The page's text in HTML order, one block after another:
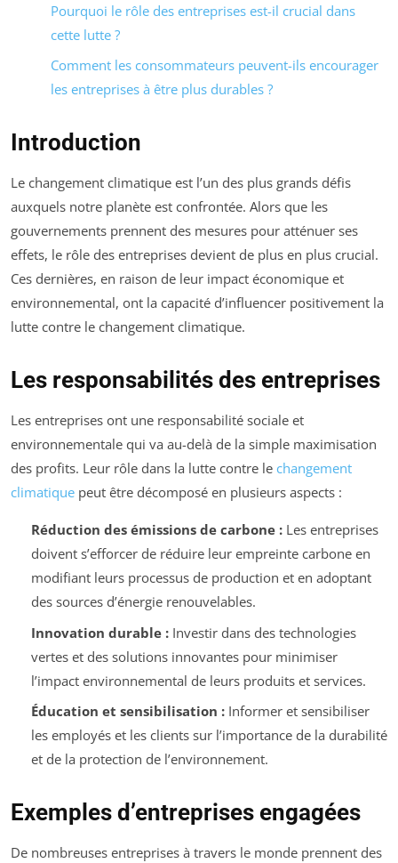
Pourquoi le rôle des entreprises est-il crucial dans
cette lutte ?
Comment les consommateurs peuvent-ils encourager
les entreprises à être plus durables ?
Introduction
Le changement climatique est l’un des plus grands défis
auxquels notre planète est confrontée. Alors que les
gouvernements prennent des mesures pour atténuer ses
effets, le rôle des entreprises devient de plus en plus crucial.
Ces dernières, en raison de leur impact économique et
environnemental, ont la capacité d’influencer positivement la
lutte contre le changement climatique.
Les responsabilités des entreprises
Les entreprises ont une responsabilité sociale et
environnementale qui va au-delà de la simple maximisation
des profits. Leur rôle dans la lutte contre le changement
climatique peut être décomposé en plusieurs aspects :
Réduction des émissions de carbone :Les entreprises
doivent s’efforcer de réduire leur empreinte carbone en
modifiant leurs processus de production et en adoptant
des sources d’énergie renouvelables.
Innovation durable :Investir dans des technologies
vertes et des solutions innovantes pour minimiser
l’impact environnemental de leurs produits et services.
Éducation et sensibilisation :Informer et sensibiliser
les employés et les clients sur l’importance de la durabilité
et de la protection de l’environnement.
Exemples d’entreprises engagées
De nombreuses entreprises à travers le monde prennent des